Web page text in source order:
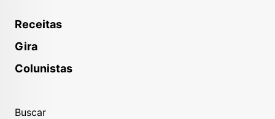
Receitas
Gira
Colunistas
Buscar